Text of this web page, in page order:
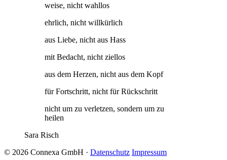
weise, nicht wahllos
ehrlich, nicht willkürlich
aus Liebe, nicht aus Hass
mit Bedacht, nicht ziellos
aus dem Herzen, nicht aus dem Kopf
für Fortschritt, nicht für Rückschritt
nicht um zu verletzen, sondern um zu
heilen
Sara Risch
© 2026 Connexa GmbH · Datenschutz Impressum